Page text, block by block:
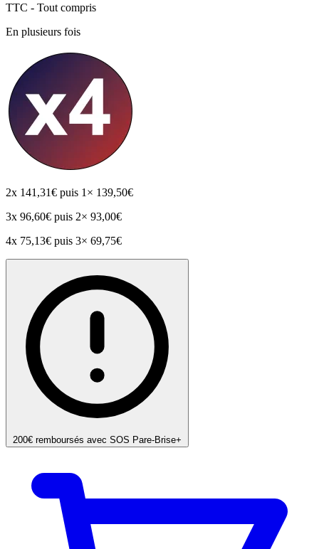
TTC - Tout compris
En plusieurs fois
2x 141,31€ puis 1× 139,50€
3x 96,60€ puis 2× 93,00€
4x 75,13€ puis 3× 69,75€
200€ remboursés avec SOS Pare-Brise+